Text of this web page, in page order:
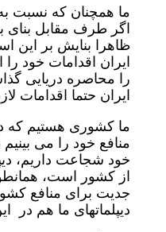
ما همچنان که نسبت
اگر طرف مقابل بنای
ظاهرا بنایش بر این
ایران اقدامات خود را
را محاصره دریایی
ایران حتما اقدامات
ما کشوری هستیم که
منافع خود را می
خود شجاعت داریم،
از کشور است،‌
جدیت برای منافع
دیپلماتهای ما هم در